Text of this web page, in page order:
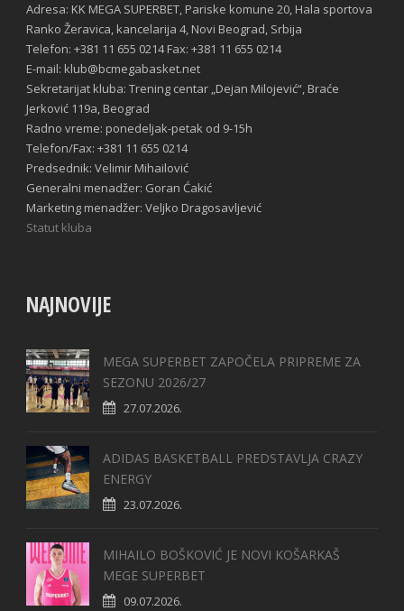
Adresa: KK MEGA SUPERBET, Pariske komune 20, Hala sportova
Ranko Žeravica, kancelarija 4, Novi Beograd, Srbija
Telefon: +381 11 655 0214 Fax: +381 11 655 0214
E-mail: klub@bcmegabasket.net
Sekretarijat kluba: Trening centar „Dejan Milojević“, Braće
Jerković 119a, Beograd
Radno vreme: ponedeljak-petak od 9-15h
Telefon/Fax: +381 11 655 0214
Predsednik: Velimir Mihailović
Generalni menadžer: Goran Ćakić
Marketing menadžer: Veljko Dragosavljević
Statut kluba
NAJNOVIJE
MEGA SUPERBET ZAPOČELA PRIPREME ZA
SEZONU 2026/27
27.07.2026.
ADIDAS BASKETBALL PREDSTAVLJA CRAZY
ENERGY
23.07.2026.
MIHAILO BOŠKOVIĆ JE NOVI KOŠARKAŠ
MEGE SUPERBET
09.07.2026.